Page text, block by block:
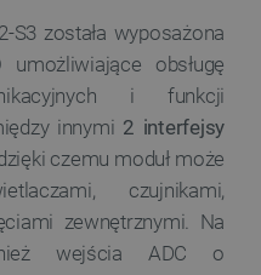
S3 została wyposażona
umożliwiające obsługę
i funkcji
innymi 2 interfejsy
czemu moduł może
czujnikami,
zewnętrznymi. Na
wejścia ADC o